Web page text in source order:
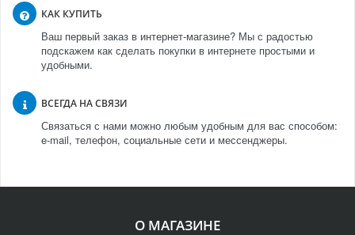
КАК КУПИТЬ
Ваш первый заказ в интернет-магазине? Мы с радостью
подскажем как сделать покупки в интернете простыми и
удобными.
ВСЕГДА НА СВЯЗИ
Связаться с нами можно любым удобным для вас способом:
e-mail, телефон, социальные сети и мессенджеры.
О МАГАЗИНЕ